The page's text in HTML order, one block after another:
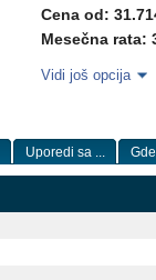
Cena od:
Mesečna rata:
Vidi još opcija
Uporedi sa ...